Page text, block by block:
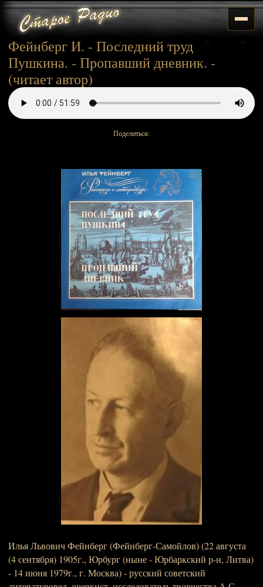
Фейнберг И. - Последний труд
Пушкина. - Пропавший дневник. -
(читает автор)
Поделиться:
Илья Львович Фейнберг (Фейнберг-Самойлов) (22 августа
(4 сентября) 1905г., Юрбург (ныне - Юрбаркский р-н, Литва)
- 14 июня 1979г., г. Москва) - русский советский